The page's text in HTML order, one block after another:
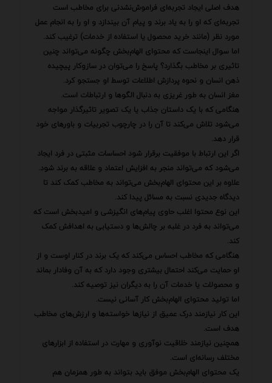
هدف اصلی ایجاد تجربه‌ای فراموش‌نشدنی برای مخاطب است
تجربه‌ای که او را به یاد برند و پیام آن بیندازد و او را به انجام عمل
مورد نظر (مانند خرید محصول یا استفاده از خدمات) ترغیب کند.
اما سوال اینجاست که محتوای الهام‌بخش چگونه می‌تواند چنین
تاثیری بر مخاطب بگذارد؟ پاسخ را می‌توان در سازوکار پیچیده
ذهن انسان و نحوه پردازش اطلاعات توسط او جستجو کرد.
مغز انسان به طور غریزی به دنبال الگوها و ارتباطات است.
هنگامی که با یک داستان جذاب یا یک تصویر تاثیرگذار مواجه
می‌شود تلاش می‌کند تا آن را در چارچوب تجربیات و باورهای خود
قرار دهد.
اگر این ارتباط با موفقیت برقرار شود احساسات مثبتی در فرد ایجاد
می‌شود که می‌تواند منجر به افزایش اعتماد و علاقه به برند شود.
علاوه بر این محتوای الهام‌بخش می‌تواند به مخاطب کمک کند تا
دیدگاه جدیدی نسبت به مسائل پیدا کند.
این نوع محتوا اغلب حاوی پیام‌های انگیزشی و امیدبخش است که
می‌تواند به فرد در غلبه بر چالش‌ها و دستیابی به اهدافش کمک
کند.
هنگامی که مخاطب احساس می‌کند که یک برند در کنار اوست و از
او حمایت می‌کند احتمال بیشتری وجود دارد که به آن وفادار بماند
و محصولات یا خدمات آن را به دیگران نیز توصیه کند.
اما تولید محتوای الهام‌بخش کار آسانی نیست.
این کار نیازمند درک عمیق از نیازها خواسته‌ها و ارزش‌های مخاطب
هدف است.
همچنین نیازمند خلاقیت نوآوری و مهارت در استفاده از ابزارهای
مختلف رسانه‌ای است.
یک محتوای الهام‌بخش موفق باید بتواند به طور همزمان هم